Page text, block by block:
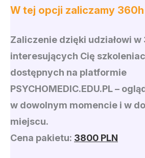
W tej opcji zaliczamy
Zaliczenie dzięki udziałowi w
interesujących Cię
dostępnych na platformie
PSYCHOMEDIC.EDU.PL–
w dowolnym momencie i w
miejscu.
Cena pakietu: 3800 PLN